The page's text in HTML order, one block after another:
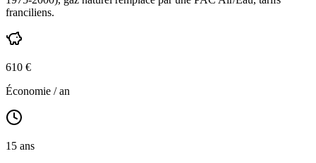
franciliens.
610 €
Économie / an
15 ans